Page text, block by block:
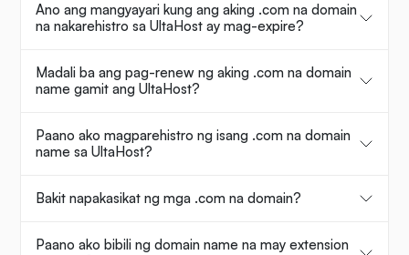
Ano ang mangyayari kung ang aking .com na domain
na nakarehistro sa UltaHost ay mag-expire?
Madali ba ang pag-renew ng aking .com na domain
name gamit ang UltaHost?
Paano ako magparehistro ng isang .com na domain
name sa UltaHost?
Bakit napakasikat ng mga .com na domain?
Paano ako bibili ng domain name na may extension